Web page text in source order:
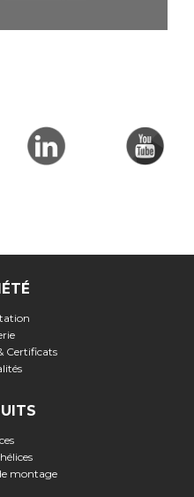
Certificats
montage